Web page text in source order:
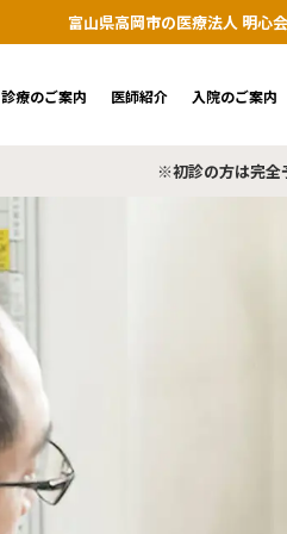
富山県高岡市の医療法人 明心
診療のご案内 医師紹介 入院のご案内
※初診の方は完全